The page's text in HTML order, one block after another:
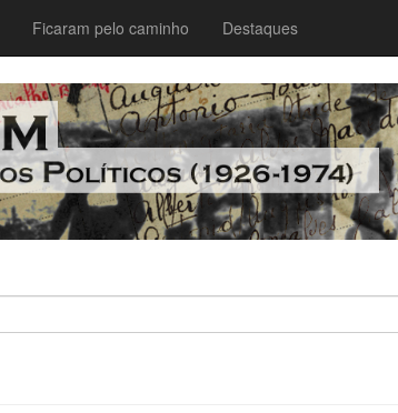
Ficaram pelo caminho Destaques